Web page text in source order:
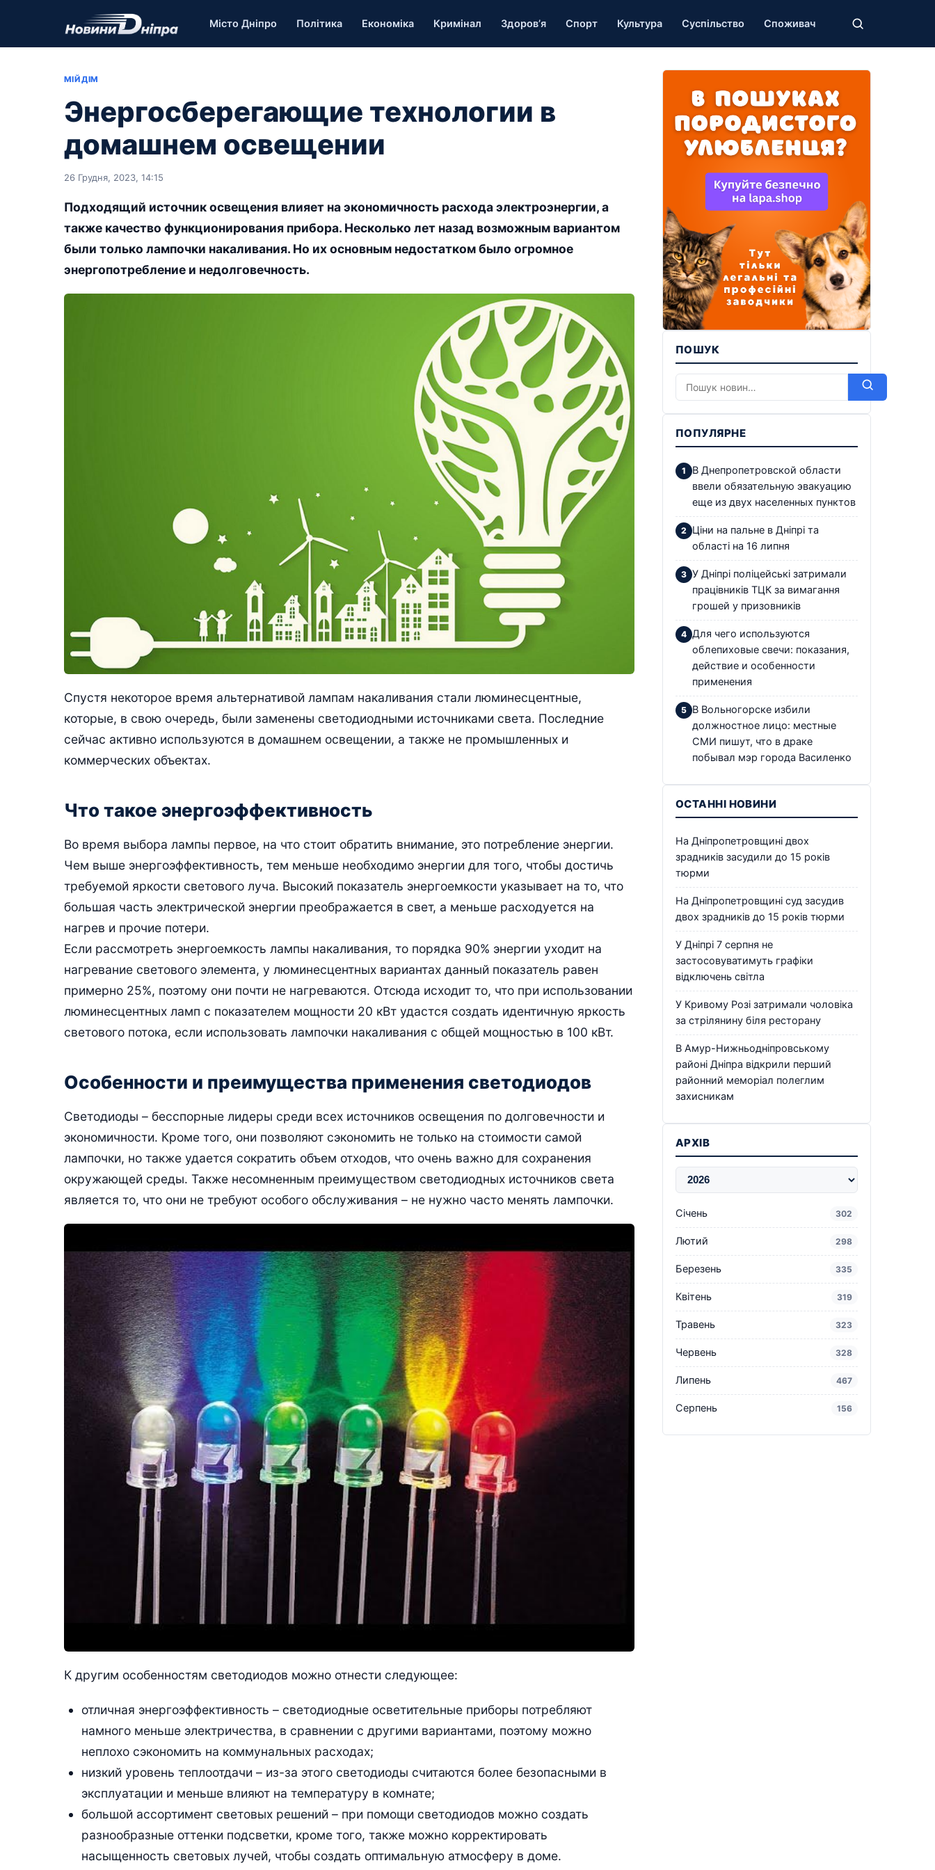
Місто Дніпро Політика Економіка Кримінал Здоров’я Спорт Культура Суспільство Споживач
МІЙ ДІМ
Энергосберегающие технологии в
домашнем освещении
26 Грудня, 2023, 14:15
Подходящий источник освещения влияет на экономичность расхода электроэнергии, а
также качество функционирования прибора. Несколько лет назад возможным вариантом
были только лампочки накаливания. Но их основным недостатком было огромное
энергопотребление и недолговечность.
Спустя некоторое время альтернативой лампам накаливания стали люминесцентные,
которые, в свою очередь, были заменены светодиодными источниками света. Последние
сейчас активно используются в домашнем освещении, а также не промышленных и
коммерческих объектах.
Что такое энергоэффективность
Во время выбора лампы первое, на что стоит обратить внимание, это потребление энергии.
Чем выше энергоэффективность, тем меньше необходимо энергии для того, чтобы достичь
требуемой яркости светового луча. Высокий показатель энергоемкости указывает на то, что
большая часть электрической энергии преображается в свет, а меньше расходуется на
нагрев и прочие потери.
Если рассмотреть энергоемкость лампы накаливания, то порядка 90% энергии уходит на
нагревание светового элемента, у люминесцентных вариантах данный показатель равен
примерно 25%, поэтому они почти не нагреваются. Отсюда исходит то, что при использовании
люминесцентных ламп с показателем мощности 20 кВт удастся создать идентичную яркость
светового потока, если использовать лампочки накаливания с общей мощностью в 100 кВт.
Особенности и преимущества применения светодиодов
Светодиоды – бесспорные лидеры среди всех источников освещения по долговечности и
экономичности. Кроме того, они позволяют сэкономить не только на стоимости самой
лампочки, но также удается сократить объем отходов, что очень важно для сохранения
окружающей среды. Также несомненным преимуществом светодиодных источников света
является то, что они не требуют особого обслуживания – не нужно часто менять лампочки.
К другим особенностям светодиодов можно отнести следующее:
отличная энергоэффективность – светодиодные осветительные приборы потребляют
намного меньше электричества, в сравнении с другими вариантами, поэтому можно
неплохо сэкономить на коммунальных расходах;
низкий уровень теплоотдачи – из-за этого светодиоды считаются более безопасными в
эксплуатации и меньше влияют на температуру в комнате;
большой ассортимент световых решений – при помощи светодиодов можно создать
разнообразные оттенки подсветки, кроме того, также можно корректировать
насыщенность световых лучей, чтобы создать оптимальную атмосферу в доме.
ПОШУК
ПОПУЛЯРНЕ
В Днепропетровской области
ввели обязательную эвакуацию
еще из двух населенных пунктов
Ціни на пальне в Дніпрі та
області на 16 липня
У Дніпрі поліцейські затримали
працівників ТЦК за вимагання
грошей у призовників
Для чего используются
облепиховые свечи: показания,
действие и особенности
применения
В Вольногорске избили
должностное лицо: местные
СМИ пишут, что в драке
побывал мэр города Василенко
ОСТАННІ НОВИНИ
На Дніпропетровщині двох
зрадників засудили до 15 років
тюрми
На Дніпропетровщині суд засудив
двох зрадників до 15 років тюрми
У Дніпрі 7 серпня не
застосовуватимуть графіки
відключень світла
У Кривому Розі затримали чоловіка
за стрілянину біля ресторану
В Амур-Нижньодніпровському
районі Дніпра відкрили перший
районний меморіал полеглим
захисникам
АРХІВ
Січень 302
Лютий 298
Березень 335
Квітень 319
Травень 323
Червень 328
Липень 467
Серпень 156